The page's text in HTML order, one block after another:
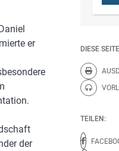
er
der
DIESE
TEILEN: